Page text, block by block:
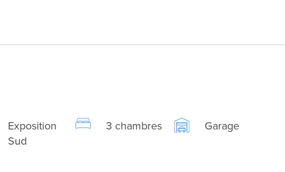
Exposition
Sud
3 chambres
Garage